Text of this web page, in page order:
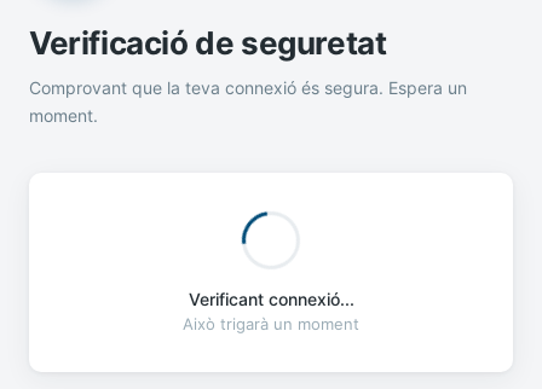
Verificació de seguretat
Comprovant que la teva connexió és segura. Espera un
moment.
Verificant connexió...
Això trigarà un moment